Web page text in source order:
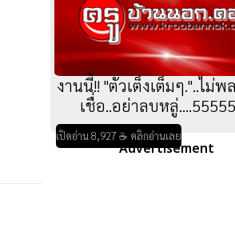
งานนี้!! "ตัวเต็งเต็มๆ."..ไม่พ
เชื่อ..อย่าลบหลู่
เปิดอ่าน 8,927 ☕ คลิกอ่านเลย
Advertisement